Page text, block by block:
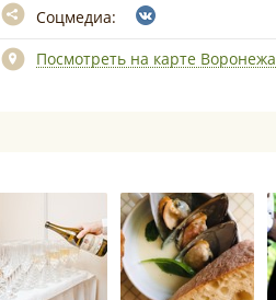
Соцмедиа:
Посмотреть на карте Воронежа